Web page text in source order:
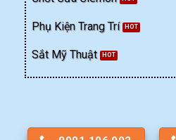
Phụ Kiện Trang Trí
Sắt Mỹ Thuật